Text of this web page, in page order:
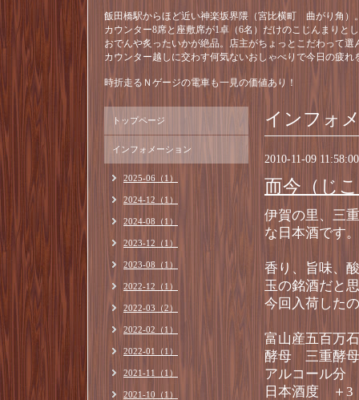
飯田橋駅からほど近い神楽坂界隈（宮比横町 曲がり角）
カウンター8席と座敷席が1卓（6名）だけのこじんまりと
おでんや炙ったいかが絶品。店主がちょっとこだわって
カウンター越しに交わす何気ないおしゃべりで今日の疲れ
時折走るＮゲージの電車も一見の価値あり！
インフォ
2010-11-09 11:58:00
而今（じ
伊賀の里、三
な日本酒です。
香り、旨味、
玉の銘酒だと
今回入荷した
富山産五百万
酵母 三重酵
アルコール分
日本酒度 ＋3
トップページ
インフォメーション
2025-06（1）
2024-12（1）
2024-08（1）
2023-12（1）
2023-08（1）
2022-12（1）
2022-03（2）
2022-02（1）
2022-01（1）
2021-11（1）
2021-10（1）